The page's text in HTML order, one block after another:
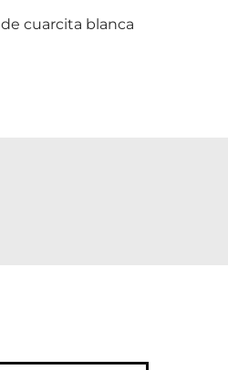
cuarcita blanca